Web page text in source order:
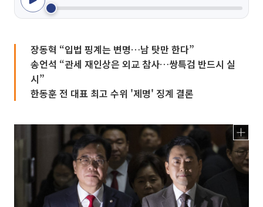
장동혁 “입법 핑계는 변명…남 탓만 한다”
송언석 “관세 재인상은 외교 참사…쌍특검 반드시 실
시”
한동훈 전 대표 최고 수위 '제명' 징계 결론